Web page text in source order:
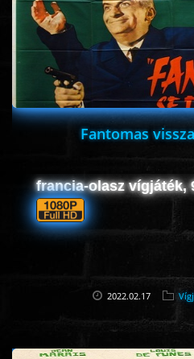
ROMANTIKUS
HÁBORÚS
KATASZTRÓFA
CSALÁDI
WESTERN
DOKUMENTUMFILMEK
Fantomas
francia-olasz vígjáték,
2022.02.17